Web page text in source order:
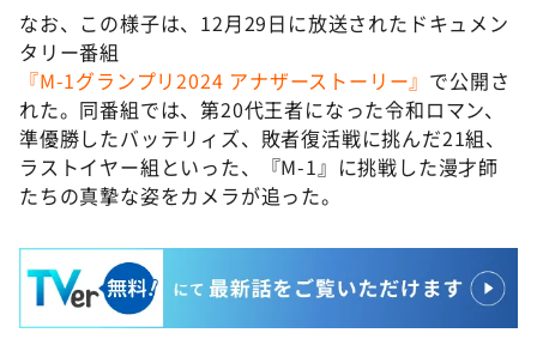
なお、この様子は、12月29日に放送されたドキュメン
タリー番組
『M-1グランプリ2024 アナザーストーリー』 で公開さ
れた。同番組では、第20代王者になった令和ロマン、
準優勝したバッテリィズ、敗者復活戦に挑んだ21組、
ラストイヤー組といった、『M-1』に挑戦した漫才師
たちの真摯な姿をカメラが追った。